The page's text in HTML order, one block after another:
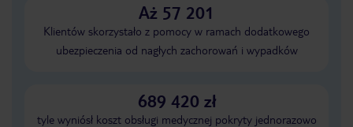
Aż 57 201
Klientów skorzystało z pomocy w ramach dodatkowego
ubezpieczenia od nagłych zachorowań i wypadków
689 420 zł
tyle wyniósł koszt obsługi medycznej pokryty jednorazowo